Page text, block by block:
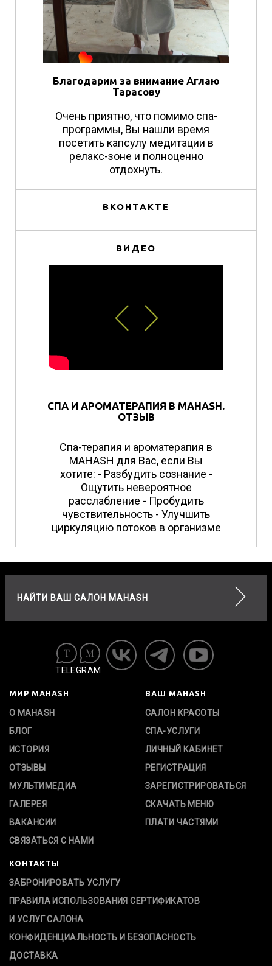
Благодарим за внимание Аглаю
Тарасову
Очень приятно, что помимо спа-
программы, Вы нашли время
посетить капсулу медитации в
релакс-зоне и полноценно
отдохнуть.
ВКОНТАКТЕ
ВИДЕО
СПА И АРОМАТЕРАПИЯ В MAHASH.
ОТЗЫВ
Спа-терапия и ароматерапия в
MAHASH для Вас, если Вы
хотите: - Разбудить сознание -
Ощутить невероятное
расслабление - Пробудить
чувствительность - Улучшить
циркуляцию потоков в организме
НАЙТИ ВАШ САЛОН MAHASH
TELEGRAM
МИР MAHASH
О MAHASH
БЛОГ
ИСТОРИЯ
ОТЗЫВЫ
МУЛЬТИМЕДИА
ГАЛЕРЕЯ
ВАКАНСИИ
СВЯЗАТЬСЯ С НАМИ
ВАШ MAHASH
САЛОН КРАСОТЫ
СПА-УСЛУГИ
ЛИЧНЫЙ КАБИНЕТ
РЕГИСТРАЦИЯ
ЗАРЕГИСТРИРОВАТЬСЯ
СКАЧАТЬ МЕНЮ
ПЛАТИ ЧАСТЯМИ
КОНТАКТЫ
ЗАБРОНИРОВАТЬ УСЛУГУ
ПРАВИЛА ИСПОЛЬЗОВАНИЯ СЕРТИФИКАТОВ
И УСЛУГ САЛОНА
КОНФИДЕНЦИАЛЬНОСТЬ И БЕЗОПАСНОСТЬ
ДОСТАВКА